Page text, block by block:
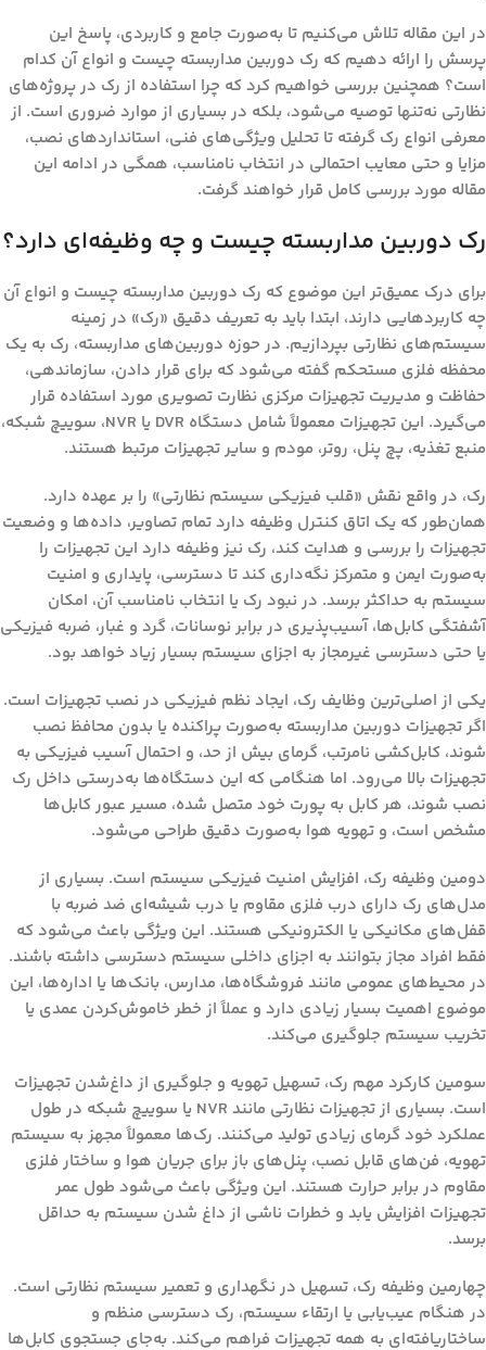
در این مقاله تلاش می‌کنیم تا به‌صورت جامع و کاربردی، پاسخ این
پرسش را ارائه دهیم که رک دوربین مداربسته چیست و انواع آن کدام
است؟ همچنین بررسی خواهیم کرد که چرا استفاده از رک در پروژه‌های
نظارتی نه‌تنها توصیه می‌شود، بلکه در بسیاری از موارد ضروری است. از
معرفی انواع رک گرفته تا تحلیل ویژگی‌های فنی، استانداردهای نصب،
مزایا و حتی معایب احتمالی در انتخاب نامناسب، همگی در ادامه این
مقاله مورد بررسی کامل قرار خواهند گرفت.
رک دوربین مداربسته چیست و چه وظیفه‌ای دارد؟
برای درک عمیق‌تر این موضوع که رک دوربین مداربسته چیست و انواع آن
چه کاربردهایی دارند، ابتدا باید به تعریف دقیق «رک» در زمینه
سیستم‌های نظارتی بپردازیم. در حوزه دوربین‌های مداربسته، رک به یک
محفظه فلزی مستحکم گفته می‌شود که برای قرار دادن، سازماندهی،
حفاظت و مدیریت تجهیزات مرکزی نظارت تصویری مورد استفاده قرار
می‌گیرد. این تجهیزات معمولاً شامل دستگاه DVR یا NVR، سوییچ شبکه،
منبع تغذیه، پچ پنل، روتر، مودم و سایر تجهیزات مرتبط هستند.
رک، در واقع نقش «قلب فیزیکی سیستم نظارتی» را بر عهده دارد.
همان‌طور که یک اتاق کنترل وظیفه دارد تمام تصاویر، داده‌ها و وضعیت
تجهیزات را بررسی و هدایت کند، رک نیز وظیفه دارد این تجهیزات را
به‌صورت ایمن و متمرکز نگه‌داری کند تا دسترسی، پایداری و امنیت
سیستم به حداکثر برسد. در نبود رک یا انتخاب نامناسب آن، امکان
آشفتگی کابل‌ها، آسیب‌پذیری در برابر نوسانات، گرد و غبار، ضربه فیزیکی
یا حتی دسترسی غیرمجاز به اجزای سیستم بسیار زیاد خواهد بود.
یکی از اصلی‌ترین وظایف رک، ایجاد نظم فیزیکی در نصب تجهیزات است.
اگر تجهیزات دوربین مداربسته به‌صورت پراکنده یا بدون محافظ نصب
شوند، کابل‌کشی نامرتب، گرمای بیش از حد، و احتمال آسیب فیزیکی به
تجهیزات بالا می‌رود. اما هنگامی که این دستگاه‌ها به‌درستی داخل رک
نصب شوند، هر کابل به پورت خود متصل شده، مسیر عبور کابل‌ها
مشخص است، و تهویه هوا به‌صورت دقیق طراحی می‌شود.
دومین وظیفه رک، افزایش امنیت فیزیکی سیستم است. بسیاری از
مدل‌های رک دارای درب فلزی مقاوم یا درب شیشه‌ای ضد ضربه با
قفل‌های مکانیکی یا الکترونیکی هستند. این ویژگی باعث می‌شود که
فقط افراد مجاز بتوانند به اجزای داخلی سیستم دسترسی داشته باشند.
در محیط‌های عمومی مانند فروشگاه‌ها، مدارس، بانک‌ها یا اداره‌ها، این
موضوع اهمیت بسیار زیادی دارد و عملاً از خطر خاموش‌کردن عمدی یا
تخریب سیستم جلوگیری می‌کند.
سومین کارکرد مهم رک، تسهیل تهویه و جلوگیری از داغ‌شدن تجهیزات
است. بسیاری از تجهیزات نظارتی مانند NVR یا سوییچ شبکه در طول
عملکرد خود گرمای زیادی تولید می‌کنند. رک‌ها معمولاً مجهز به سیستم
تهویه، فن‌های قابل نصب، پنل‌های باز برای جریان هوا و ساختار فلزی
مقاوم در برابر حرارت هستند. این ویژگی باعث می‌شود طول عمر
تجهیزات افزایش یابد و خطرات ناشی از داغ شدن سیستم به حداقل
برسد.
چهارمین وظیفه رک، تسهیل در نگهداری و تعمیر سیستم نظارتی است.
در هنگام عیب‌یابی یا ارتقاء سیستم، رک دسترسی منظم و
ساختاریافته‌ای به همه تجهیزات فراهم می‌کند. به‌جای جستجوی کابل‌ها